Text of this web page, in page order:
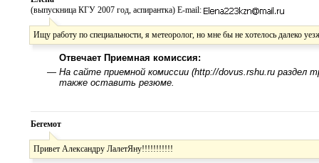
(выпускница КГУ 2007 год, аспирантка) E-mail:
Ищу работу по специальности, я метеоролог, но мне бы не хотелось далеко
Отвечает Приемная комиссия:
— На сайте приемной комиссии (http://dovus.rshu.ru
также оставить резюме.
Бегемот
Привет Александру ЛалетЯну!!!!!!!!!!!